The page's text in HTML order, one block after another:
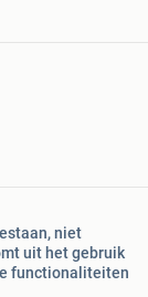
niet
uit het gebruik
functionaliteiten